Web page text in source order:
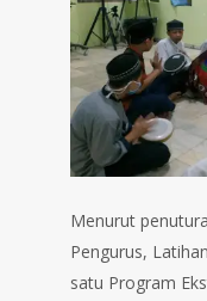
Menurut
Pengurus,
satu Program